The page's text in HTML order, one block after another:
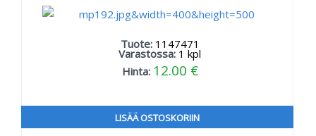
Tuote: 1147471
Varastossa: 1 kpl
Hinta: 12.00 €
LISÄÄ OSTOSKORIIN